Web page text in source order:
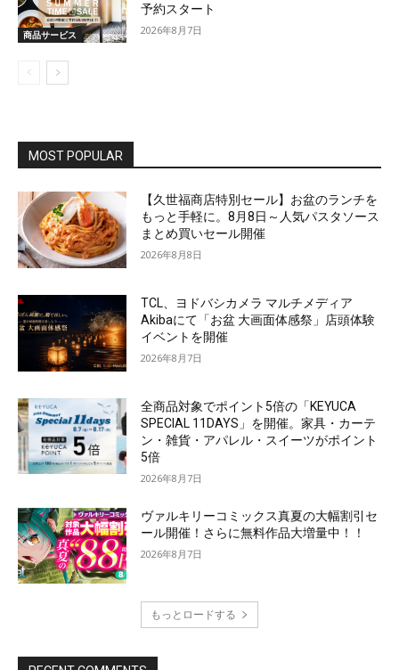
商品サービス
予約スタート
2026年8月7日
MOST POPULAR
【久世福商店特別セール】お盆のランチを
もっと手軽に。8月8日～人気パスタソース
まとめ買いセール開催
2026年8月8日
TCL、ヨドバシカメラ マルチメディア
Akibaにて「お盆 大画面体感祭」店頭体験
イベントを開催
2026年8月7日
全商品対象でポイント5倍の「KEYUCA
SPECIAL 11DAYS」を開催。家具・カーテ
ン・雑貨・アパレル・スイーツがポイント
5倍
2026年8月7日
ヴァルキリーコミックス真夏の大幅割引セ
ール開催！さらに無料作品大増量中！！
2026年8月7日
もっとロードする